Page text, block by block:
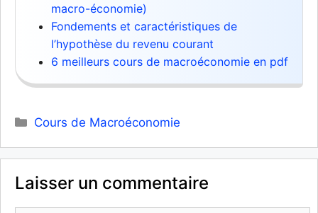
macro-économie)
Fondements et caractéristiques de
l’hypothèse du revenu courant
6 meilleurs cours de macroéconomie en pdf
Catégories
Cours de Macroéconomie
Laisser un commentaire